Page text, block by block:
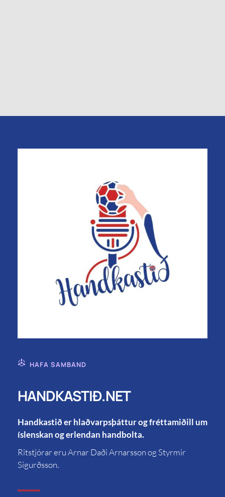
HAFA SAMBAND
HANDKASTIÐ.NET
Handkastið er hlaðvarpsþáttur og fréttamiðill um
íslenskan og erlendan handbolta.
Ritstjórar eru Arnar Daði Arnarsson og Styrmir
Sigurðsson.